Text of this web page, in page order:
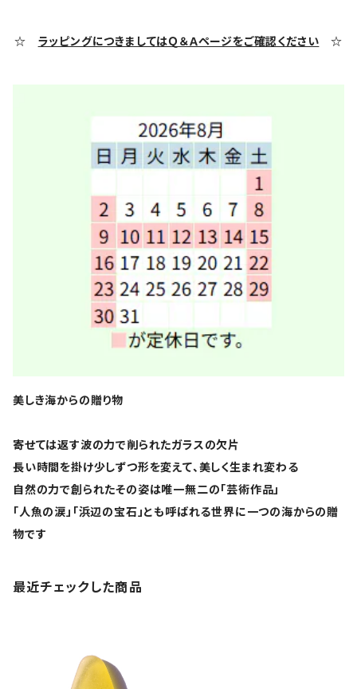
☆ ラッピングにつきましてはＱ＆Ａページをご確認ください ☆
美しき海からの贈り物
寄せては返す波の力で削られたガラスの欠片
長い時間を掛け少しずつ形を変えて、美しく生まれ変わる
自然の力で創られたその姿は唯一無二の「芸術作品」
「人魚の涙」「浜辺の宝石」とも呼ばれる世界に一つの海からの贈
物です
最近チェックした商品